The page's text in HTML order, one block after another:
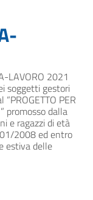
LAVORO 2021
soggetti gestori
PER
promosso dalla
e ragazzi di età
2008 ed entro
estiva delle